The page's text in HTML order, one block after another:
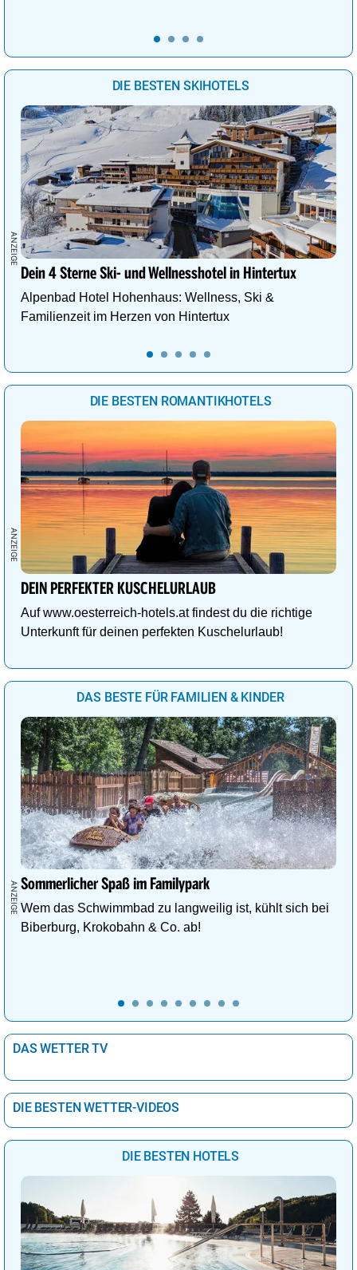
DIE BESTEN SKIHOTELS
Dein 4 Sterne Ski- und Wellnesshotel in Hintertux
Alpenbad Hotel Hohenhaus: Wellness, Ski &
Familienzeit im Herzen von Hintertux
DIE BESTEN ROMANTIKHOTELS
DEIN PERFEKTER KUSCHELURLAUB
Auf www.oesterreich-hotels.at findest du die richtige
Unterkunft für deinen perfekten Kuschelurlaub!
DAS BESTE FÜR FAMILIEN & KINDER
Sommerlicher Spaß im Familypark
Wem das Schwimmbad zu langweilig ist, kühlt sich bei
Biberburg, Krokobahn & Co. ab!
DAS WETTER TV
DIE BESTEN WETTER-VIDEOS
DIE BESTEN HOTELS